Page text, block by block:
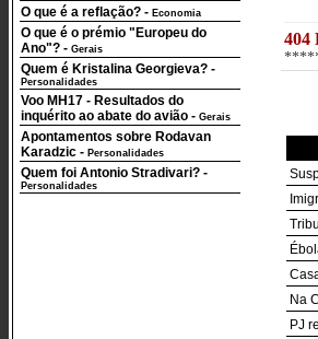
O que é a reflação? - Economia
O que é o prémio "Europeu do
Ano"? - Gerais
Quem é Kristalina Georgieva? -
Personalidades
Voo MH17 - Resultados do
inquérito ao abate do avião - Gerais
Apontamentos sobre Rodavan
Karadzic - Personalidades
Quem foi Antonio Stradivari? -
Personalidades
404
Na
PJ